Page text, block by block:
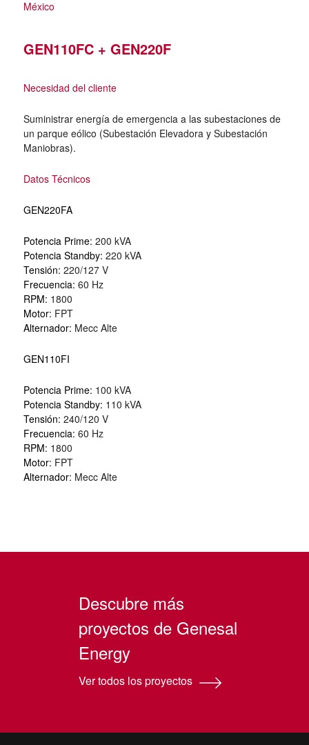
México
GEN110FC + GEN220F
Necesidad del cliente
Suministrar energía de emergencia a las subestaciones de
un parque eólico (Subestación Elevadora y Subestación
Maniobras).
Datos Técnicos
GEN220FA
Potencia Prime: 200 kVA
Potencia Standby: 220 kVA
Tensión: 220/127 V
Frecuencia: 60 Hz
RPM: 1800
Motor: FPT
Alternador: Mecc Alte
GEN110FI
Potencia Prime: 100 kVA
Potencia Standby: 110 kVA
Tensión: 240/120 V
Frecuencia: 60 Hz
RPM: 1800
Motor: FPT
Alternador: Mecc Alte
Descubre más
proyectos de Genesal
Energy
Ver todos los proyectos